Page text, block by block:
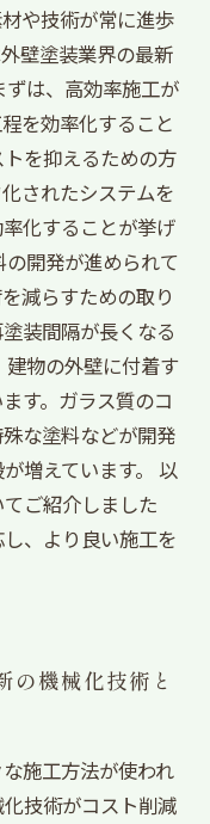
や技術が常に進歩
壁塗装業界の最新
は、高効率施工が
を効率化すること
を抑えるための方
されたシステムを
化することが挙げ
開発が進められて
減らすための取り
装間隔が長くなる
物の外壁に付着す
す。ガラス質のコ
な塗料などが開発
増えています。 以
ご紹介しました
、より良い施工を
の機械化技術と
施工方法が使われ
技術がコスト削減